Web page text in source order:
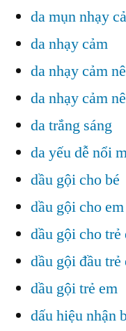
da mụn nhạy
da nhạy cảm
da nhạy cảm
da nhạy cảm
da trắng sáng
da yếu dễ nổi
dầu gội cho bé
dầu gội cho
dầu gội cho trẻ
dầu gội đầu trẻ
dầu gội trẻ em
dấu hiệu nhận